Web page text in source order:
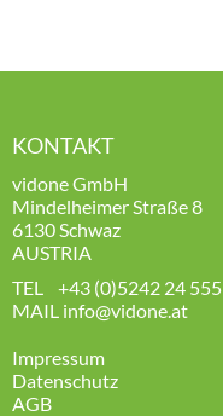
KONTAKT
vidone GmbH
Mindelheimer Straße 8
6130 Schwaz
AUSTRIA
TEL +43 (0)5242 24 555
MAIL info@vidone.at
Impressum
Datenschutz
AGB